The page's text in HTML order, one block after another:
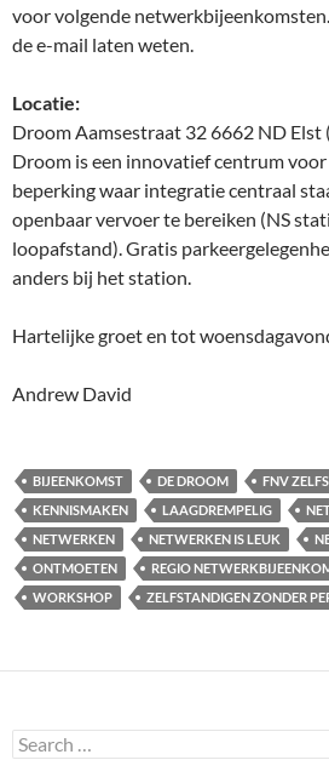
voor volgende
de e-mail laten weten.
Locatie:
Droom Aamsestraat 32 6662 ND Elst
Droom is een innovatief centrum voor
beperking waar integratie centraal
openbaar vervoer te bereiken (NS
loopafstand). Gratis
anders bij het station.
Hartelijke groet en tot
Andrew David
BIJEENKOMST DE DROOM FNV
KENNISMAKEN
LAAGDREMPELIG
NETWERKEN
NETWERKEN IS LEUK
ONTMOETEN
REGIO
WORKSHOP
ZELFSTANDIGEN ZONDER
Search